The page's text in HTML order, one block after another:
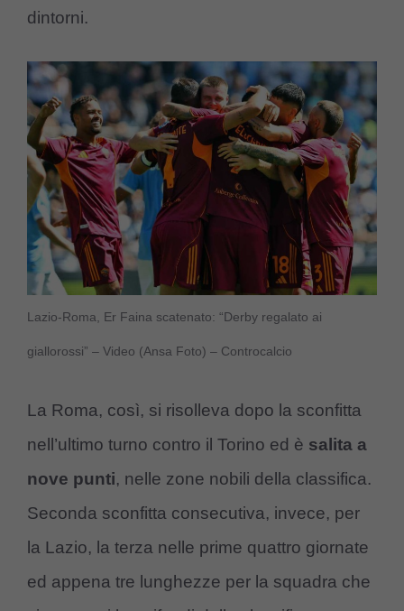
dintorni.
Lazio-Roma, Er Faina scatenato: “Derby regalato ai
giallorossi” – Video (Ansa Foto) – Controcalcio
La Roma, così, si risolleva dopo la sconfitta
nell’ultimo turno contro il Torino ed è salita a
nove punti, nelle zone nobili della classifica.
Seconda sconfitta consecutiva, invece, per
la Lazio, la terza nelle prime quattro giornate
ed appena tre lunghezze per la squadra che